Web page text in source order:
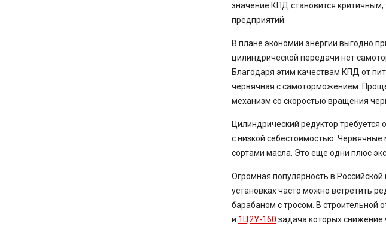
значение КПД становится
предприятий.
В плане экономии энергии выгодно
цилиндрической передачи нет
Благодаря этим качествам КПД от
червячная с самоторможением.
механизм со скоростью вращения
Цилиндрический редуктор
с низкой себестоимостью.
сортами масла. Это еще одни плюс
Огромная популярность в
установках часто можно встретить
барабаном с тросом. В строительной
и 1Ц2У-160 задача которых снижение